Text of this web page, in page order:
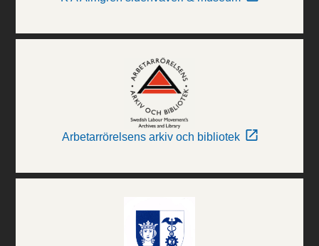
Arbetarrörelsens arkiv och bibliotek